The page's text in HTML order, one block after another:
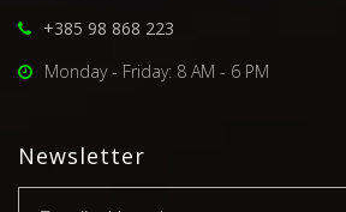
+385 98 868 223
Monday - Friday: 8 AM - 6 PM
Newsletter